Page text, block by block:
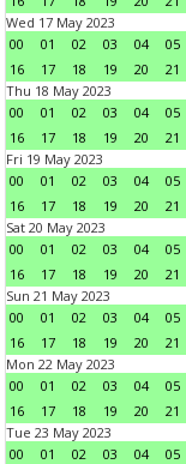
Wed 17 May 2023
00
01 02 03 04 05
16
17 18 19 20 21
Thu 18 May 2023
00
01 02 03 04 05
16
17 18 19 20 21
Fri 19 May 2023
00
01 02 03 04 05
16
17 18 19 20 21
Sat 20 May 2023
00
01 02 03 04 05
16
17 18 19 20 21
Sun 21 May 2023
00
01 02 03 04 05
16
17 18 19 20 21
Mon 22 May 2023
00
01 02 03 04 05
16
17 18 19 20 21
Tue 23 May 2023
00
01 02 03 04 05